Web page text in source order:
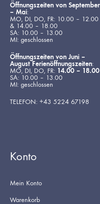
Öffnungszeiten von September
– Mai:
MO, DI, DO, FR: 10.00 – 12.00
& 14.00 – 18.00
SA: 10.00 – 13.00
MI: geschlossen
Öffnungszeiten von Juni –
August Ferienöffnungszeiten:
MO, DI, DO, FR: 14.00 – 18.00
SA: 10.00 – 13.00
MI: geschlossen
TELEFON: +43 5224 67198
Konto
Mein Konto
Warenkorb